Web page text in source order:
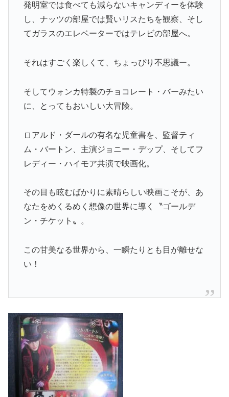
発明室では食べても減らないキャンディーを体験
し、ナッツの部屋では賢いリスたちを観察、そし
てガラスのエレベーターではテレビの部屋へ。
それはすごく楽しくて、ちょっぴり不思議ー。
そしてウォンカ特製のチョコレート・バーみたい
に、とってもおいしい大冒険。
ロアルド・ダールの有名な児童書を、監督ティ
ム・バートン、主演ジョニー・デップ、そしてフ
レディー・ハイモア共演で映画化。
その目も眩むばかりに素晴らしい映画こそが、あ
なたをめくるめく想像の世界に導く〝ゴールデ
ン・チケット〟。
この甘美なる世界から、一瞬たりとも目が離せな
い！